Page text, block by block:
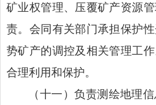
矿业权管理、压覆矿产资源
责。会同有关部门承担保护
势矿产的调控及相关管理工
合理利用和保护。
（十一）负责测绘地理